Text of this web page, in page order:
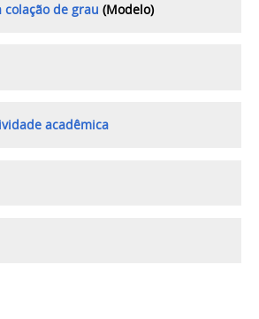
colação de grau (Modelo)
acadêmica